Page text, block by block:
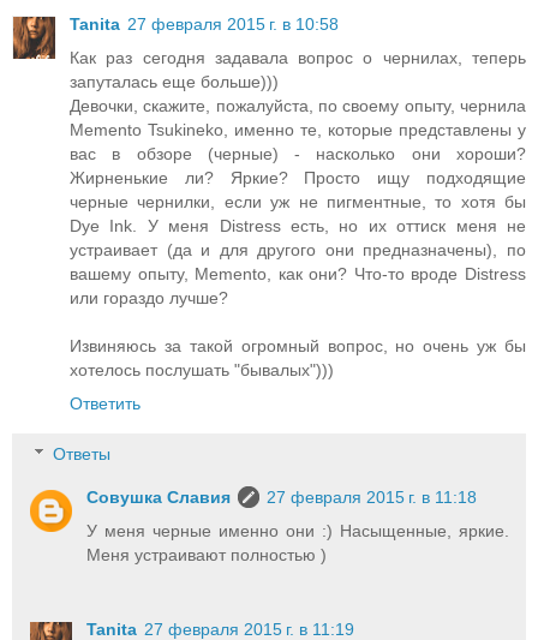
Tanita 27 февраля 2015 г. в 10:58
Как раз сегодня задавала вопрос о чернилах, теперь
запуталась еще больше)))
Девочки, скажите, пожалуйста, по своему опыту, чернила
Memento Tsukineko, именно те, которые представлены у
вас в обзоре (черные) - насколько они хороши?
Жирненькие ли? Яркие? Просто ищу подходящие
черные чернилки, если уж не пигментные, то хотя бы
Dye Ink. У меня Distress есть, но их оттиск меня не
устраивает (да и для другого они предназначены), по
вашему опыту, Memento, как они? Что-то вроде Distress
или гораздо лучше?
Извиняюсь за такой огромный вопрос, но очень уж бы
хотелось послушать "бывалых")))
Ответить
Ответы
Совушка Славия
27 февраля 2015 г. в 11:18
У меня черные именно они :) Насыщенные, яркие.
Меня устраивают полностью )
Tanita 27 февраля 2015 г. в 11:19